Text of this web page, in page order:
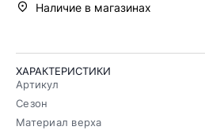
Наличие в магазинах
ХАРАКТЕРИСТИКИ
Артикул
Сезон
Материал верха